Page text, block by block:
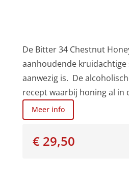
De Bitter 34 Chestnut
aanhoudende
aanwezig is. De
recept waarbij honing al in
de bittere tonen dankzij
de rijkdom aan
maken. De afdronk is
maar afgezwakt door de
Meer info
€ 29,50